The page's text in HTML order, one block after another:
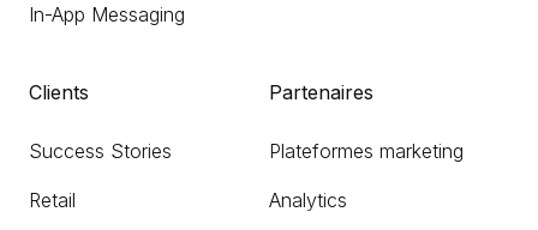
In-App Messaging
Clients
Success Stories
Retail
Partenaires
Plateformes marketing
Analytics